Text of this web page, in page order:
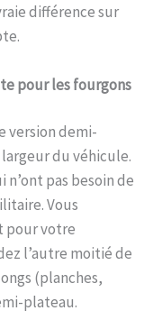
différence sur
pour les fourgons
version demi-
du véhicule.
pas besoin de
Vous
pour votre
l’autre moitié de
(planches,
plateau.